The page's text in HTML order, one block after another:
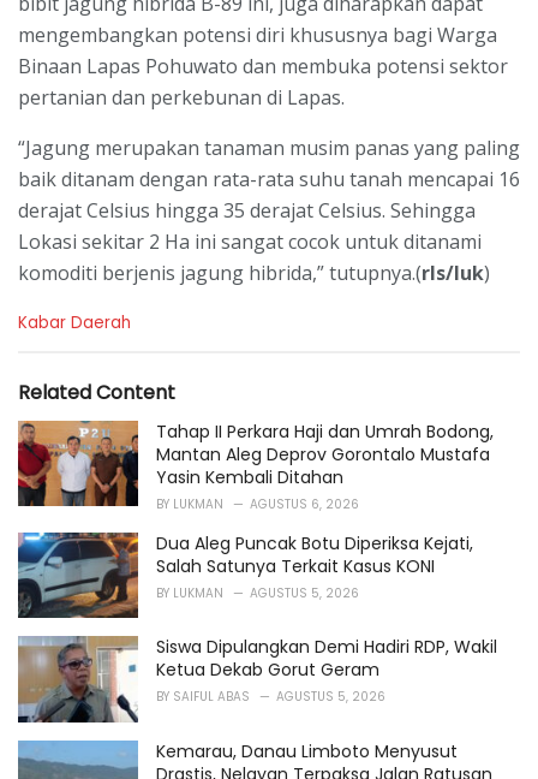
mengembangkan potensi diri khususnya bagi Warga
Binaan Lapas Pohuwato dan membuka potensi sektor
pertanian dan perkebunan di Lapas.
“Jagung merupakan tanaman musim panas yang paling
baik ditanam dengan rata-rata suhu tanah mencapai 16
derajat Celsius hingga 35 derajat Celsius. Sehingga
Lokasi sekitar 2 Ha ini sangat cocok untuk ditanami
komoditi berjenis jagung hibrida,” tutupnya.(rls/luk)
C
e
o
r
i
e
:
Kabar Daerah
Related Content
Tahap II Perkara Haji dan Umrah Bodong,
Mantan Aleg Deprov Gorontalo Mustafa
Yasin Kembali Ditahan
BY LUKMAN AGUSTUS 6, 2026
Dua Aleg Puncak Botu Diperiksa Kejati,
Salah Satunya Terkait Kasus KONI
BY LUKMAN AGUSTUS 5, 2026
Siswa Dipulangkan Demi Hadiri RDP, Wakil
Ketua Dekab Gorut Geram
BY SAIFUL ABAS AGUSTUS 5, 2026
Kemarau, Danau Limboto Menyusut
Drastis, Nelayan Terpaksa Jalan Ratusan